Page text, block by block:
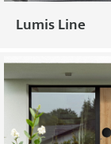
Lumis Line